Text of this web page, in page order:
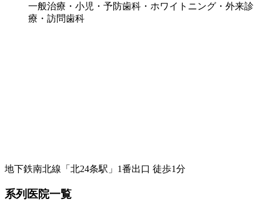
一般治療・小児・予防歯科・ホワイトニング・外来診
療・訪問歯科
地下鉄南北線「北24条駅」1番出口 徒歩1分
系列医院一覧